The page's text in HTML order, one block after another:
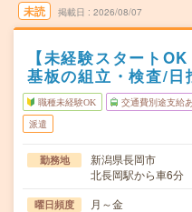
未読 掲載日 2026/08/07
【未経験スタート
基板の組立・検査/日
職種未経験OK 交通費別途支給
派遣
勤務地
新潟県長岡市
北長岡駅から車6分
曜日頻度 月～金